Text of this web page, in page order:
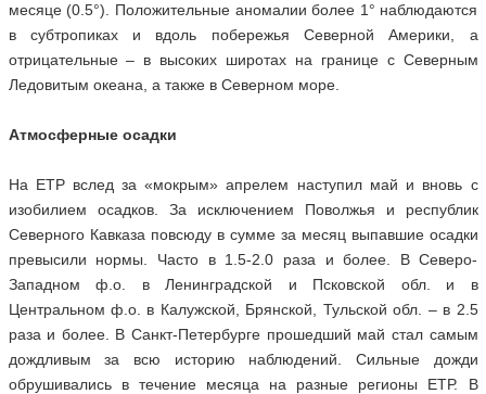
месяце (0.5°). Положительные аномалии более 1° наблюдаются
в субтропиках и вдоль побережья Северной Америки, а
отрицательные – в высоких широтах на границе с Северным
Ледовитым океана, а также в Северном море.
Атмосферные осадки
На ЕТР вслед за «мокрым» апрелем наступил май и вновь с
изобилием осадков. За исключением Поволжья и республик
Северного Кавказа повсюду в сумме за месяц выпавшие осадки
превысили нормы. Часто в 1.5-2.0 раза и более. В Северо-
Западном ф.о. в Ленинградской и Псковской обл. и в
Центральном ф.о. в Калужской, Брянской, Тульской обл. – в 2.5
раза и более. В Санкт-Петербурге прошедший май стал самым
дождливым за всю историю наблюдений. Сильные дожди
обрушивались в течение месяца на разные регионы ЕТР. В